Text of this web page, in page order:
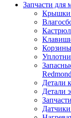
Запчасти для
Крышки
Корзины
Redmond
Детали
Детали